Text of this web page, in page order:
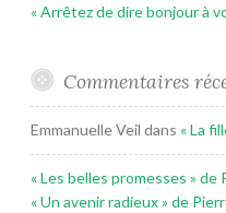
« Arrêtez de dire bonjour à
Commentaires
Emmanuelle Veil dans « La
« Les belles promesses »
« Un avenir radieux » de